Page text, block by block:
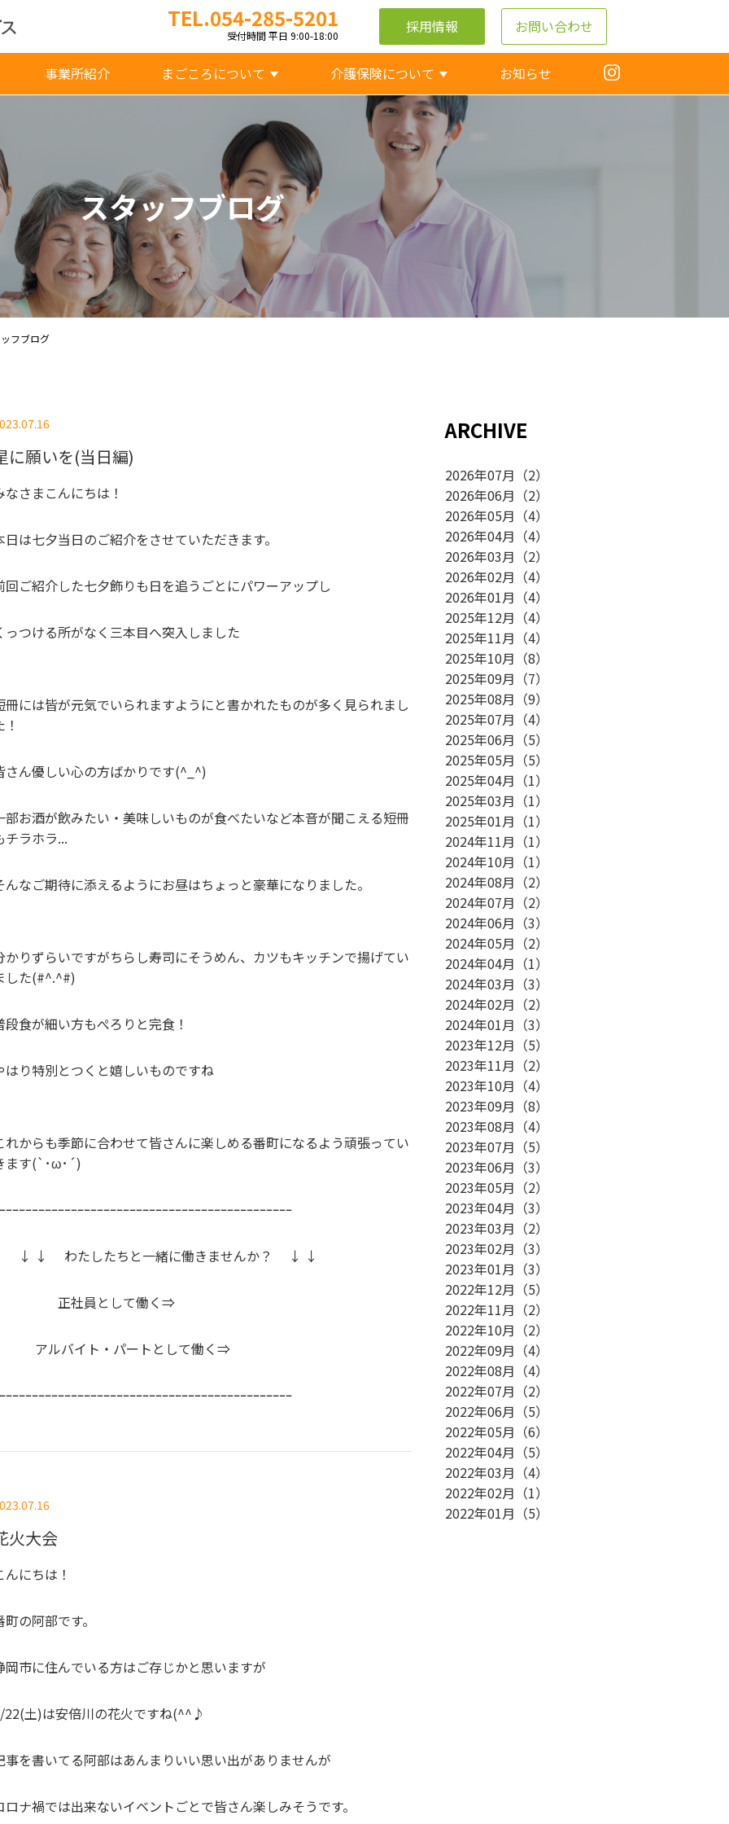
TEL.054-285-5201
受付時間 平日 9:00-18:00 採用情報 お問い合わせ
事業所紹介 まごころについて 介護保険について お知らせ
スタッフブログ
フブログ
に願いを(当日編)
なさまこんにちは！
日は七夕当日のご紹介をさせていただきます。
回ご紹介した七夕飾りも日を追うごとにパワーアップし
っつける所がなく三本目へ突入しました
冊には皆が元気でいられますようにと書かれたものが多く見られまし
さん優しい心の方ばかりです(^_^)
部お酒が飲みたい・美味しいものが食べたいなど本音が聞こえる短冊
チラホラ...
んなご期待に添えるようにお昼はちょっと豪華になりました。
かりずらいですがちらし寿司にそうめん、カツもキッチンで揚げてい
した(#^.^#)
段食が細い方もぺろりと完食！
はり特別とつくと嬉しいものですね
れからも季節に合わせて皆さんに楽しめる番町になるよう頑張ってい
ます(`･ω･´)
ｰｰｰｰｰｰｰｰｰｰｰｰｰｰｰｰｰｰｰｰｰｰｰｰｰｰｰｰｰｰｰｰｰｰｰｰｰｰｰｰｰｰｰｰ
↓ わたしたちと一緒に働きませんか？ ↓ ↓
正社員として働く⇒
アルバイト・パートとして働く⇒
ｰｰｰｰｰｰｰｰｰｰｰｰｰｰｰｰｰｰｰｰｰｰｰｰｰｰｰｰｰｰｰｰｰｰｰｰｰｰｰｰｰｰｰｰ
火大会
んにちは！
町の阿部です。
岡市に住んでいる方はご存じかと思いますが
22(土)は安倍川の花火ですね(^^♪
事を書いてる阿部はあんまりいい思い出がありませんが
ロナ禍では出来ないイベントごとで皆さん楽しみそうです。
ARCHIVE
2026年07月 （2）
2026年06月 （2）
2026年05月 （4）
2026年04月 （4）
2026年03月 （2）
2026年02月 （4）
2026年01月 （4）
2025年12月 （4）
2025年11月 （4）
2025年10月 （8）
2025年09月 （7）
2025年08月 （9）
2025年07月 （4）
2025年06月 （5）
2025年05月 （5）
2025年04月 （1）
2025年03月 （1）
2025年01月 （1）
2024年11月 （1）
2024年10月 （1）
2024年08月 （2）
2024年07月 （2）
2024年06月 （3）
2024年05月 （2）
2024年04月 （1）
2024年03月 （3）
2024年02月 （2）
2024年01月 （3）
2023年12月 （5）
2023年11月 （2）
2023年10月 （4）
2023年09月 （8）
2023年08月 （4）
2023年07月 （5）
2023年06月 （3）
2023年05月 （2）
2023年04月 （3）
2023年03月 （2）
2023年02月 （3）
2023年01月 （3）
2022年12月 （5）
2022年11月 （2）
2022年10月 （2）
2022年09月 （4）
2022年08月 （4）
2022年07月 （2）
2022年06月 （5）
2022年05月 （6）
2022年04月 （5）
2022年03月 （4）
2022年02月 （1）
2022年01月 （5）